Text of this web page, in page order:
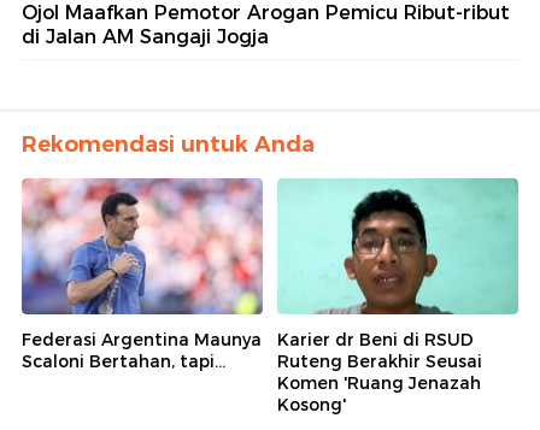
Ojol Maafkan Pemotor Arogan Pemicu Ribut-ribut
di Jalan AM Sangaji Jogja
Rekomendasi untuk Anda
Federasi Argentina Maunya
Scaloni Bertahan, tapi...
Karier dr Beni di RSUD
Ruteng Berakhir Seusai
Komen 'Ruang Jenazah
Kosong'